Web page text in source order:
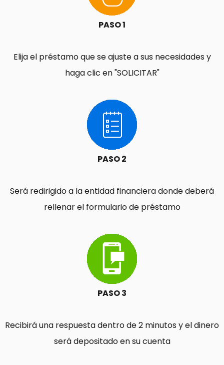
PASO 1
Elija el préstamo que se ajuste a sus necesidades y
haga clic en "SOLICITAR"
PASO 2
Será redirigido a la entidad financiera donde deberá
rellenar el formulario de préstamo
PASO 3
Recibirá una respuesta dentro de 2 minutos y el dinero
será depositado en su cuenta